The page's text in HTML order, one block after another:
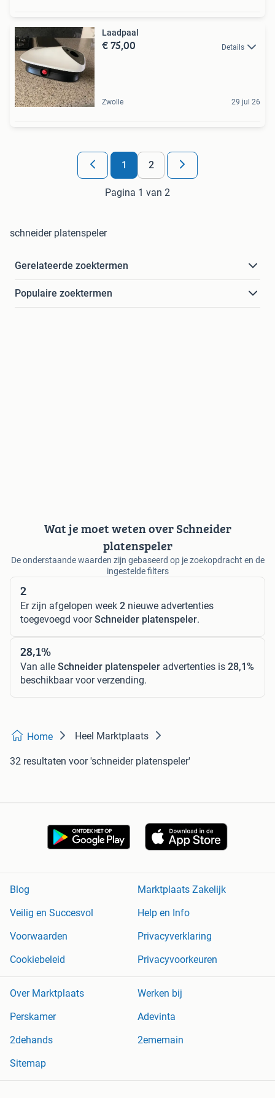
Laadpaal
€ 75,00 Details
Zwolle 29 jul 26
1 2
Pagina 1 van 2
schneider platenspeler
Gerelateerde zoektermen
Populaire zoektermen
Wat je moet weten over Schneider
platenspeler
De onderstaande waarden zijn gebaseerd op je zoekopdracht en de
ingestelde filters
2
Er zijn afgelopen week 2 nieuwe advertenties
toegevoegd voorSchneider platenspeler.
28,1%
Van alle Schneider platenspeler advertenties is 28,1%
beschikbaar voor verzending.
Home Heel Marktplaats
32 resultaten voor 'schneider platenspeler'
Blog
Marktplaats Zakelijk
Veilig en Succesvol
Help en Info
Voorwaarden
Privacyverklaring
Cookiebeleid
Privacyvoorkeuren
Over Marktplaats
Werken bij
Perskamer
Adevinta
2dehands
2ememain
Sitemap